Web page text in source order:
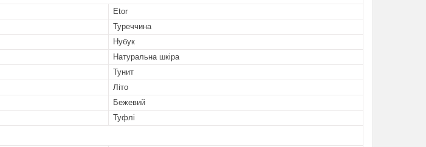
Etor
Туреччина
Нубук
Натуральна шкіра
Тунит
Літо
Бежевий
Туфлі